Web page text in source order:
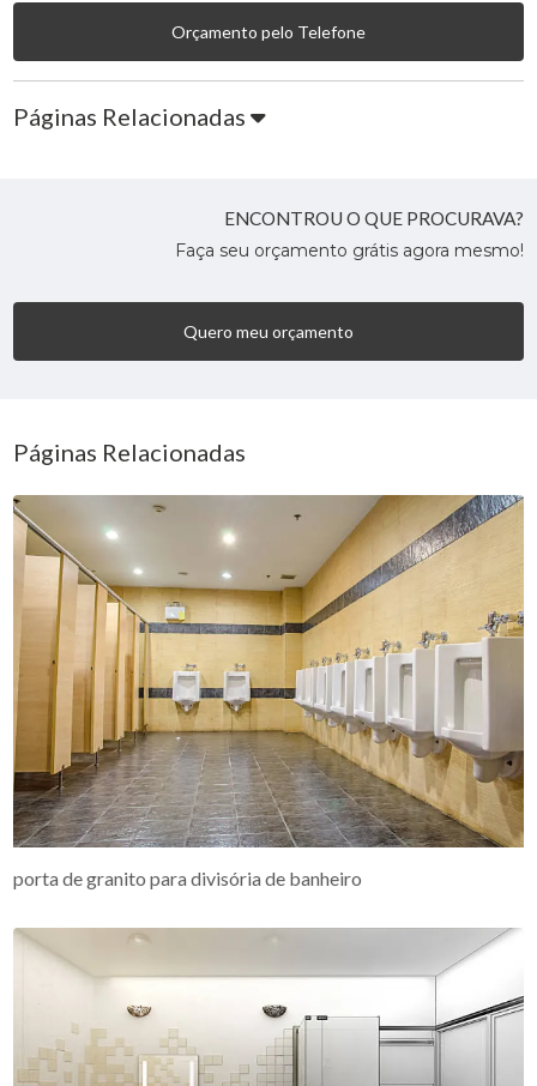
Orçamento pelo Telefone
Páginas Relacionadas
ENCONTROU O QUE PROCURAVA?
Faça seu orçamento grátis agora mesmo!
Quero meu orçamento
Páginas Relacionadas
porta de granito para divisória de banheiro